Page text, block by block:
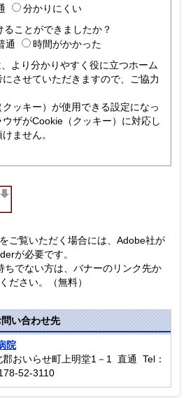
分かりにくい
ことができましたか？
通
時間がかかった
より分かりやすく役に立つホーム
させていただきますので、ご協力
ッキー）が使用できる設定になっ
ザがCookie（クッキー）に対応し
ません。
ご覧いただく場合には、Adobe社が
が必要です。
ちでない方は、バナーのリンク先か
ださい。（無料）
い合わせ先
院
おいらせ町上明堂1－1 直通 Tel：
52-3110